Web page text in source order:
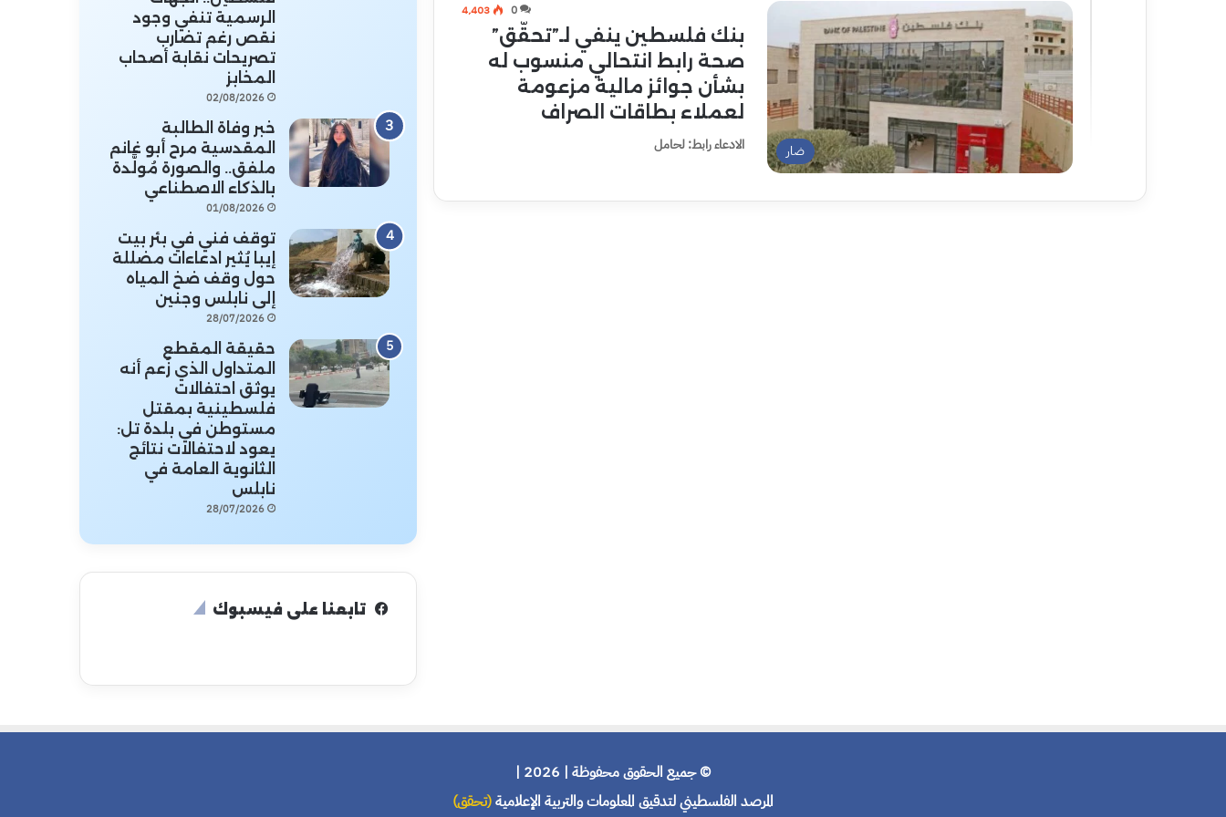
ضار
0 4٬403
بنك فلسطين ينفي لـ”تحقّق”
صحة رابط انتحالي منسوب له
بشأن جوائز مالية مزعومة
لعملاء بطاقات الصراف
الادعاء رابط: لحامل
الرسمية تنفي وجود
نقص رغم تضارب
تصريحات نقابة أصحاب
المخابز
02/08/2026
خبر وفاة الطالبة
المقدسية مرح أبو غانم
ملفق.. والصورة مُولَّدة
بالذكاء الاصطناعي
01/08/2026
توقف فني في بئر بيت
إيبا يُثير ادعاءات مضللة
حول وقف ضخ المياه
إلى نابلس وجنين
28/07/2026
حقيقة المقطع
المتداول الذي زُعم أنه
يوثق احتفالات
فلسطينية بمقتل
مستوطن في بلدة تل:
يعود لاحتفالات نتائج
الثانوية العامة في
نابلس
28/07/2026
تابعنا على فيسبوك
© جميع الحقوق محفوظة | 2026 |
المرصد الفلسطيني لتدقيق المعلومات والتربية الإعلامية(تحقق)